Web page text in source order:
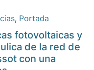
, Portada
fotovoltaicas y
de la red de
con una